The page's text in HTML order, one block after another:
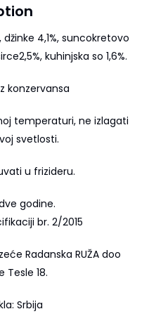
4,1%, suncokretovo
kuhinjska so 1,6%.
konzervansa
temperaturi, ne izlagati
svetlosti.
u frizideru.
godine.
br. 2/2015
Radanska RUŽA doo
Tesle 18.
Srbija